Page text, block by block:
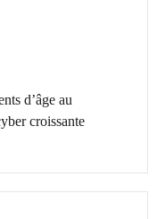
d’âge au
croissante